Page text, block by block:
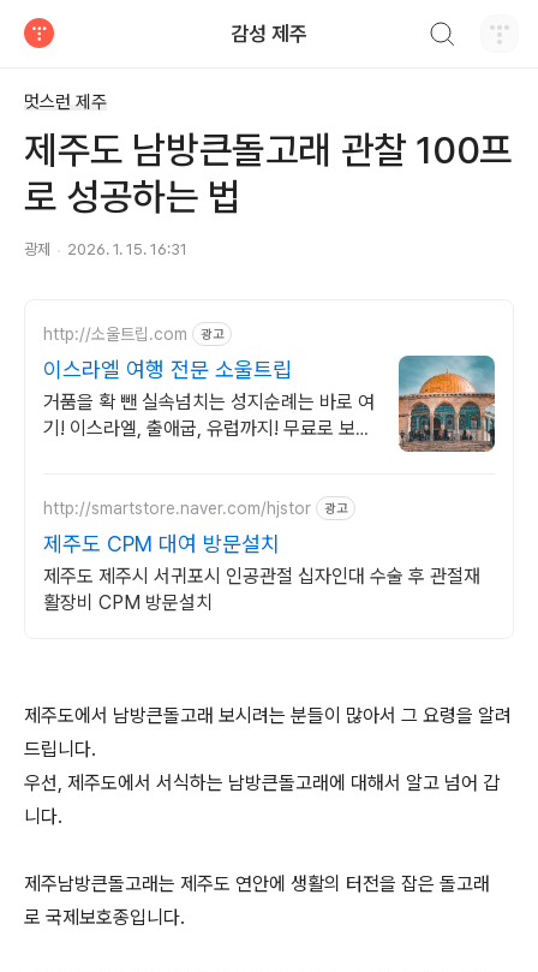
감성 제주
멋스런 제주
제주도 남방큰돌고래 관찰 100프
로 성공하는 법
광제 2026. 1. 15. 16:31
http://소울트립.com 광고
이스라엘 여행 전문 소울트립
거품을 확 뺀 실속넘치는 성지순례는 바로 여
기! 이스라엘, 출애굽, 유럽까지! 무료로 보내
http://smartstore.naver.com/hjstor 광고
제주도 CPM 대여 방문설치
제주도 제주시 서귀포시 인공관절 십자인대 수술 후 관절재
활장비 CPM 방문설치
제주도에서 남방큰돌고래 보시려는 분들이 많아서 그 요령을 알려
드립니다.
우선, 제주도에서 서식하는 남방큰돌고래에 대해서 알고 넘어 갑
니다.
제주남방큰돌고래는 제주도 연안에 생활의 터전을 잡은 돌고래
로 국제보호종입니다.